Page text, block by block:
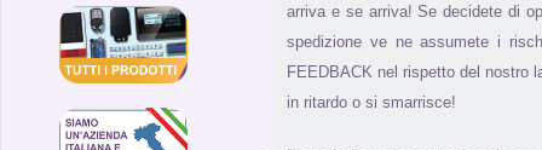
arriva e se arriva! Se decidete di
spedizione ve ne assumete i
FEEDBACK nel rispetto del nostro
in ritardo o si smarrisce!